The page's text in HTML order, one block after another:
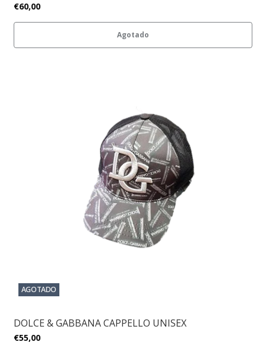
€60,00
Agotado
AGOTADO
DOLCE & GABBANA CAPPELLO UNISEX
€55,00